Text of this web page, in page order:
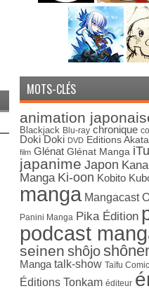
MOTS-CLÉS
animation
Blackjack Blu-ray chronique
Doki Doki DVD Editions Akata
film Glénat Glénat Manga
japanime Japon Kana
Manga Ki-oon Kobito
manga Mangacast
Panini Manga Pika Édition
podcast
seinen shôjo
Manga talk-show Taïfu
Éditions Tonkam éditeur